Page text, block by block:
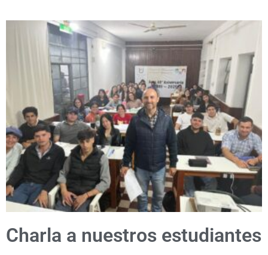
Charla a nuestros estudiantes